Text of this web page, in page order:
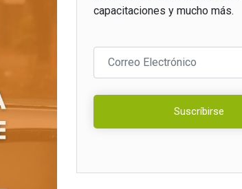
capacitaciones y mucho más.
Suscríbirse